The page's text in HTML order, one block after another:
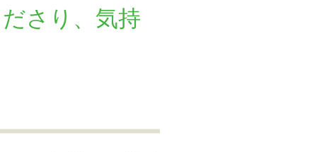
はじめての物件探し
さり、気持